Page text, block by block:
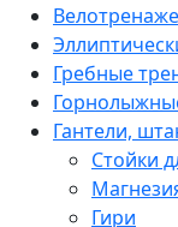
Гребные
Гантели,
Стойки
Гири